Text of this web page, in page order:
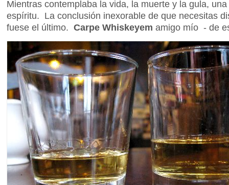
Mientras contemplaba la vida, la muerte y la gula,
espíritu. La conclusión inexorable de que necesitas
fuese el último. Carpe Whiskeyem amigo mío - de